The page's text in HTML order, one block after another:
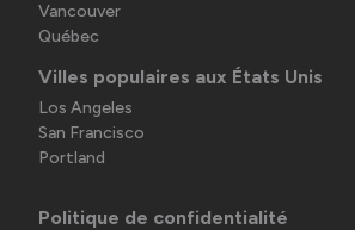
Vancouver
Québec
Villes populaires aux États Unis
Los Angeles
San Francisco
Portland
Politique de confidentialité